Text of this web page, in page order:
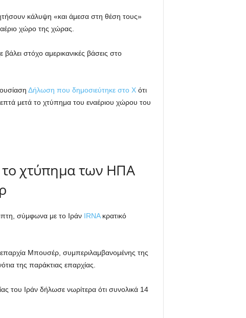
κάλυψη «και άμεσα στη θέση τους»
χώρο της χώρας.
στόχο αμερικανικές βάσεις στο
Δήλωση που δημοσιεύτηκε στο Χότι
μετά το χτύπημα του εναέριου χώρου του
το χτύπημα των ΗΠΑ
σύμφωνα με το Ιράν IRNAκρατικό
επαρχία Μπουσέρ, συμπεριλαμβανομένης της
της παράκτιας επαρχίας.
του Ιράν δήλωσε νωρίτερα ότι συνολικά 14